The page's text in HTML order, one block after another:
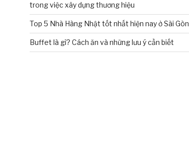
trong việc xây dựng thương hiệu
Top 5 Nhà Hàng Nhật tốt nhất hiện nay ở Sài Gòn
Buffet là gì? Cách ăn và những lưu ý cần biết